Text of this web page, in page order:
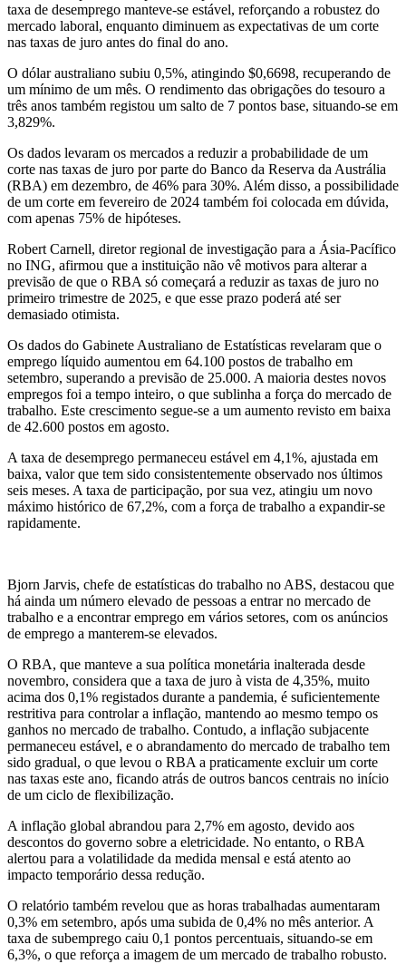
taxa de desemprego manteve-se estável, reforçando a robustez do
mercado laboral, enquanto diminuem as expectativas de um corte
nas taxas de juro antes do final do ano.
O dólar australiano subiu 0,5%, atingindo $0,6698, recuperando de
um mínimo de um mês. O rendimento das obrigações do tesouro a
três anos também registou um salto de 7 pontos base, situando-se em
3,829%.
Os dados levaram os mercados a reduzir a probabilidade de um
corte nas taxas de juro por parte do Banco da Reserva da Austrália
(RBA) em dezembro, de 46% para 30%. Além disso, a possibilidade
de um corte em fevereiro de 2024 também foi colocada em dúvida,
com apenas 75% de hipóteses.
Robert Carnell, diretor regional de investigação para a Ásia-Pacífico
no ING, afirmou que a instituição não vê motivos para alterar a
previsão de que o RBA só começará a reduzir as taxas de juro no
primeiro trimestre de 2025, e que esse prazo poderá até ser
demasiado otimista.
Os dados do Gabinete Australiano de Estatísticas revelaram que o
emprego líquido aumentou em 64.100 postos de trabalho em
setembro, superando a previsão de 25.000. A maioria destes novos
empregos foi a tempo inteiro, o que sublinha a força do mercado de
trabalho. Este crescimento segue-se a um aumento revisto em baixa
de 42.600 postos em agosto.
A taxa de desemprego permaneceu estável em 4,1%, ajustada em
baixa, valor que tem sido consistentemente observado nos últimos
seis meses. A taxa de participação, por sua vez, atingiu um novo
máximo histórico de 67,2%, com a força de trabalho a expandir-se
rapidamente.
Bjorn Jarvis, chefe de estatísticas do trabalho no ABS, destacou que
há ainda um número elevado de pessoas a entrar no mercado de
trabalho e a encontrar emprego em vários setores, com os anúncios
de emprego a manterem-se elevados.
O RBA, que manteve a sua política monetária inalterada desde
novembro, considera que a taxa de juro à vista de 4,35%, muito
acima dos 0,1% registados durante a pandemia, é suficientemente
restritiva para controlar a inflação, mantendo ao mesmo tempo os
ganhos no mercado de trabalho. Contudo, a inflação subjacente
permaneceu estável, e o abrandamento do mercado de trabalho tem
sido gradual, o que levou o RBA a praticamente excluir um corte
nas taxas este ano, ficando atrás de outros bancos centrais no início
de um ciclo de flexibilização.
A inflação global abrandou para 2,7% em agosto, devido aos
descontos do governo sobre a eletricidade. No entanto, o RBA
alertou para a volatilidade da medida mensal e está atento ao
impacto temporário dessa redução.
O relatório também revelou que as horas trabalhadas aumentaram
0,3% em setembro, após uma subida de 0,4% no mês anterior. A
taxa de subemprego caiu 0,1 pontos percentuais, situando-se em
6,3%, o que reforça a imagem de um mercado de trabalho robusto.